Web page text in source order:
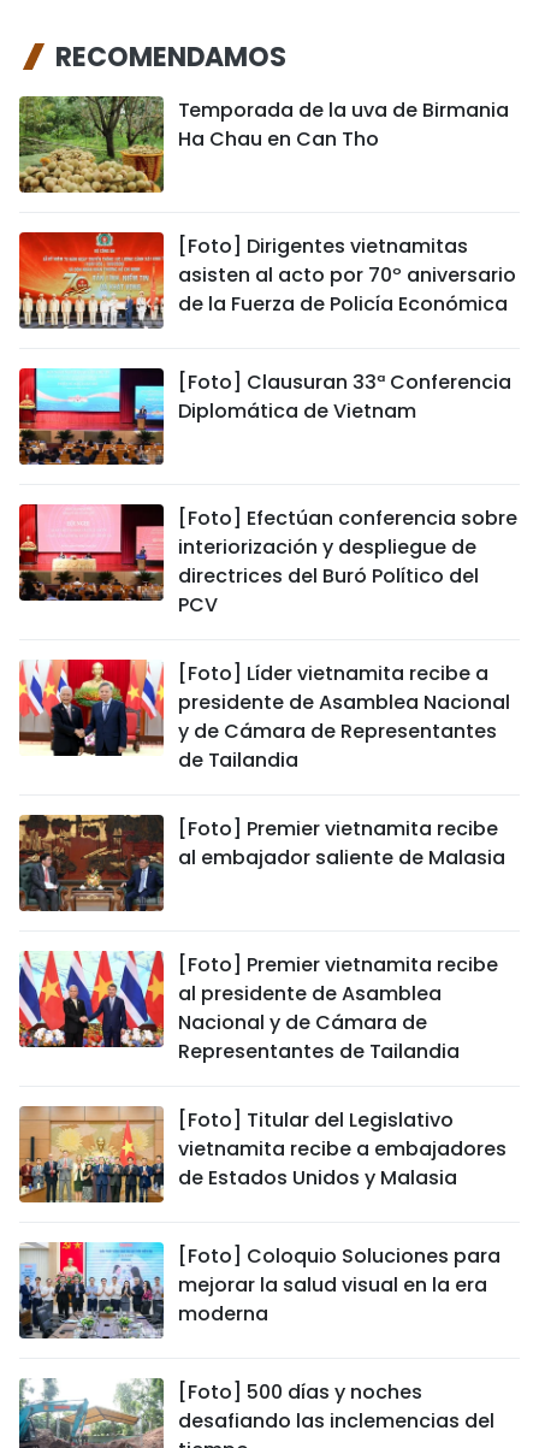
RECOMENDAMOS
Temporada de la uva de Birmania
Ha Chau en Can Tho
[Foto] Dirigentes vietnamitas
asisten al acto por 70º aniversario
de la Fuerza de Policía Económica
[Foto] Clausuran 33ª Conferencia
Diplomática de Vietnam
[Foto] Efectúan conferencia sobre
interiorización y despliegue de
directrices del Buró Político del
PCV
[Foto] Líder vietnamita recibe a
presidente de Asamblea Nacional
y de Cámara de Representantes
de Tailandia
[Foto] Premier vietnamita recibe
al embajador saliente de Malasia
[Foto] Premier vietnamita recibe
al presidente de Asamblea
Nacional y de Cámara de
Representantes de Tailandia
[Foto] Titular del Legislativo
vietnamita recibe a embajadores
de Estados Unidos y Malasia
[Foto] Coloquio Soluciones para
mejorar la salud visual en la era
moderna
[Foto] 500 días y noches
desafiando las inclemencias del